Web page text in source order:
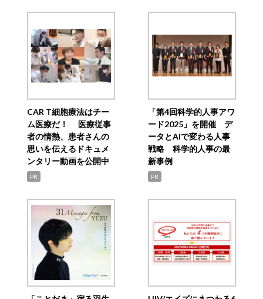
CAR T細胞療法はチー
ム医療だ！ 医療従事
者の情熱、患者さんの
思いを伝えるドキュメ
ンタリー動画を公開中
PR
「第4回科学的人事アワ
ード2025」を開催 デ
ータとAIで変わる人事
戦略 科学的人事の最
新事例
PR